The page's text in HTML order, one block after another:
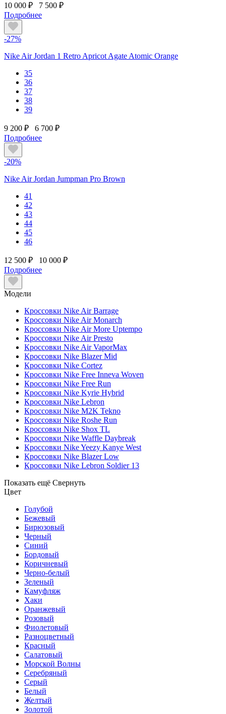
10 000 ₽
7 500 ₽
Подробнее
-27%
Nike Air Jordan 1 Retro Apricot Agate Atomic Orange
35
36
37
38
39
9 200 ₽
6 700 ₽
Подробнее
-20%
Nike Air Jordan Jumpman Pro Brown
41
42
43
44
45
46
12 500 ₽
10 000 ₽
Подробнее
Модели
Кроссовки Nike Air Barrage
Кроссовки Nike Air Monarch
Кроссовки Nike Air More Uptempo
Кроссовки Nike Air Presto
Кроссовки Nike Air VaporMax
Кроссовки Nike Blazer Mid
Кроссовки Nike Cortez
Кроссовки Nike Free Inneva Woven
Кроссовки Nike Free Run
Кроссовки Nike Kyrie Hybrid
Кроссовки Nike Lebron
Кроссовки Nike M2K Tekno
Кроссовки Nike Roshe Run
Кроссовки Nike Shox TL
Кроссовки Nike Waffle Daybreak
Кроссовки Nike Yeezy Kanye West
Кроссовки Nike Blazer Low
Кроссовки Nike Lebron Soldier 13
Показать ещё Свернуть
Цвет
Голубой
Бежевый
Бирюзовый
Черный
Синий
Бордовый
Коричневый
Черно-белый
Зеленый
Камуфляж
Хаки
Оранжевый
Розовый
Фиолетовый
Разноцветный
Красный
Салатовый
Морской Волны
Серебряный
Серый
Белый
Желтый
Золотой